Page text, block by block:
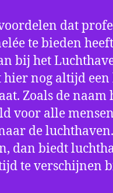
dat
te bieden
bij het
nog altijd een
Zoals de naam
voor alle
de
dan biedt
te verschijnen